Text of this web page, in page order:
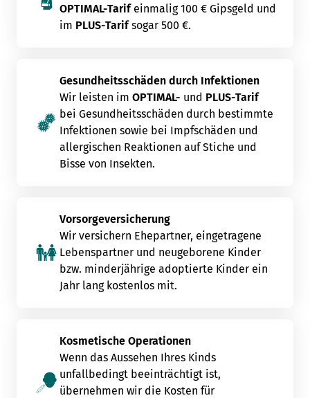
OPTIMAL-Tarifeinmalig 100 € Gipsgeld und
im PLUS-Tarifsogar 500 €.
Gesundheitsschäden durch Infektionen
Wir leisten im OPTIMAL- und PLUS-Tarif
bei Gesundheitsschäden durch bestimmte
Infektionen sowie bei Impfschäden und
allergischen Reaktionen auf Stiche und
Bisse von Insekten.
Vorsorgeversicherung
Wir versichern Ehepartner, eingetragene
Lebenspartner und neugeborene Kinder
bzw. minderjährige adoptierte Kinder ein
Jahr lang kostenlos mit.
Kosmetische Operationen
Wenn das Aussehen Ihres Kinds
unfallbedingt beeinträchtigt ist,
übernehmen wir die Kosten für